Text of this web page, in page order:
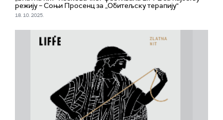
режију – Соњи Просенц за „Обитељску терапију"
18. 10. 2025.